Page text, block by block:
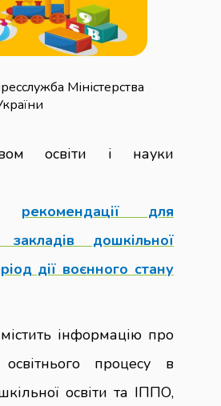
Міністерства
освіти і науки
рекомендації для
закладів дошкільної
дії воєнного стану
інформацію про
освітнього процесу в
освіти та ІППО,